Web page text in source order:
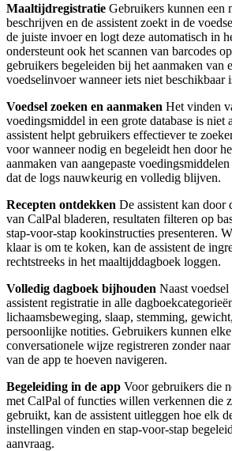
Maaltijdregistratie Gebruikers kunnen een
beschrijven en de assistent zoekt in de
de juiste invoer en logt deze automatisch in
ondersteunt ook het scannen van barcodes
gebruikers begeleiden bij het aanmaken van
voedselinvoer wanneer iets niet beschikbaar
Voedsel zoeken en aanmaken Het vinden
voedingsmiddel in een grote database is
assistent helpt gebruikers effectiever te
voor wanneer nodig en begeleidt hen door
aanmaken van aangepaste
dat de logs nauwkeurig en volledig blijven.
Recepten ontdekken De assistent kan door
van CalPal bladeren, resultaten filteren op
stap-voor-stap kookinstructies presenteren.
klaar is om te koken, kan de assistent de
rechtstreeks in het maaltijddagboek loggen.
Volledig dagboek bijhouden Naast
assistent registratie in alle
lichaamsbeweging, slaap, stemming,
persoonlijke notities. Gebruikers kunnen
conversationele wijze registreren zonder
van de app te hoeven navigeren.
Begeleiding in de app Voor gebruikers die
met CalPal of functies willen verkennen die
gebruikt, kan de assistent uitleggen hoe elk
instellingen vinden en stap-voor-stap
aanvraag.